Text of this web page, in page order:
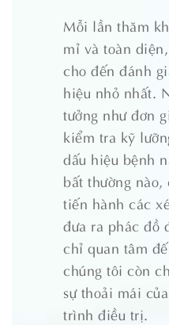
Mỗi lần thăm
mỉ và toàn
cho đến đánh
hiệu nhỏ nhất.
tưởng như đơn
kiểm tra kỹ
dấu hiệu bệnh
bất thường
tiến hành các
đưa ra phác đồ
chỉ quan tâm
chúng tôi còn
sự thoải mái
trình điều trị.